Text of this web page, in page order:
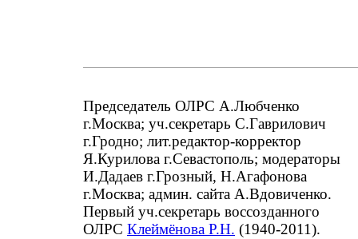
Председатель ОЛРС А.Любченко
г.Москва; уч.секретарь С.Гаврилович
г.Гродно; лит.редактор-корректор
Я.Курилова г.Севастополь; модераторы
И.Дадаев г.Грозный, Н.Агафонова
г.Москва; админ. сайта А.Вдовиченко.
Первый уч.секретарь воссозданного
ОЛРС Клеймёнова Р.Н. (1940-2011).